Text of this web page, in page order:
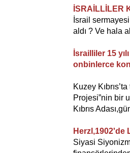
İSRAİLLİLER
İsrail
aldı ? Ve hala
İsrailliler 15
onbinlerce
Kuzey
Projesi”nin bir
Kıbrıs
Herzl,1902'de
Siyasi